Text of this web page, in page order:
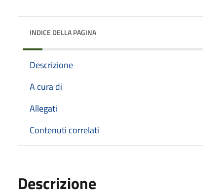
INDICE DELLA PAGINA
Descrizione
A cura di
Allegati
Contenuti correlati
Descrizione